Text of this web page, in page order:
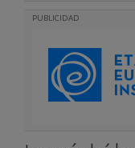
PUBLICIDAD